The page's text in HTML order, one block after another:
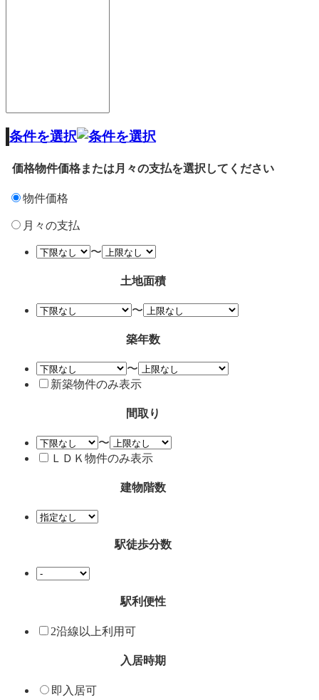
条件を選択
価格物件価格または月々の支払を選択してください
物件価格
月々の支払
〜
土地面積
〜
築年数
〜
新築物件のみ表示
間取り
〜
ＬＤＫ物件のみ表示
建物階数
駅徒歩分数
駅利便性
2沿線以上利用可
入居時期
即入居可